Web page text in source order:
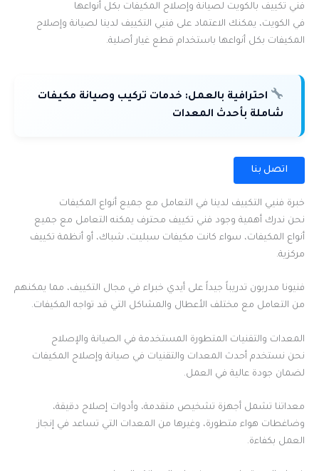
فني تكييف بالكويت لصيانة وإصلاح المكيفات بكل أنواعها
في الكويت، يمكنك الاعتماد على فنيي التكييف لدينا لصيانة وإصلاح
المكيفات بكل أنواعها باستخدام قطع غيار أصلية.
احترافية بالعمل: خدمات تركيب وصيانة مكيفات
شاملة بأحدث المعدات
اتصل بنا
خبرة فنيي التكييف لدينا في التعامل مع جميع أنواع المكيفات
نحن ندرك أهمية وجود فني تكييف محترف يمكنه التعامل مع جميع
أنواع المكيفات، سواء كانت مكيفات سبليت، شباك، أو أنظمة تكييف
مركزية.
فنيونا مدربون تدريباً جيداً على أيدي خبراء في مجال التكييف، مما يمكنهم
من التعامل مع مختلف الأعطال والمشاكل التي قد تواجه المكيفات.
المعدات والتقنيات المتطورة المستخدمة في الصيانة والإصلاح
نحن نستخدم أحدث المعدات والتقنيات في صيانة وإصلاح المكيفات
لضمان جودة عالية في العمل.
معداتنا تشمل أجهزة تشخيص متقدمة، وأدوات إصلاح دقيقة،
وضاغطات هواء متطورة، وغيرها من المعدات التي تساعد في إنجاز
العمل بكفاءة.